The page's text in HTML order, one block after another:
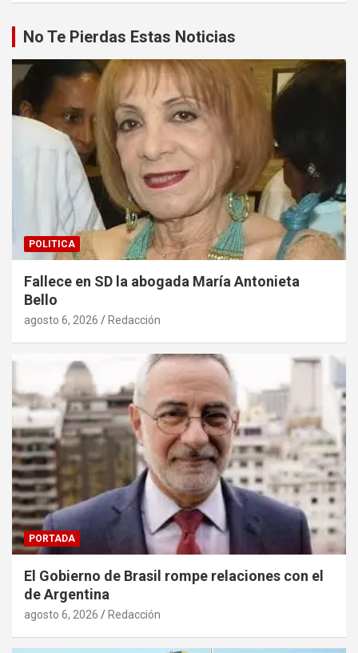
No Te Pierdas Estas Noticias
POLITICA
Fallece en SD la abogada María Antonieta
Bello
agosto 6, 2026 Redacción
PORTADA
El Gobierno de Brasil rompe relaciones con el
de Argentina
agosto 6, 2026 Redacción